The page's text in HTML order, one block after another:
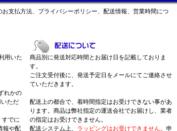
支払方法、プライバシーポリシー、配送情報、営業時間につ
用いた
れかの
ただ
すでに
報や配
商品別に発送対応時間とお届け日を記載しておりま
す。
ご注文受付後に、発送予定日をメールにてご連絡させ
ていただきます。
配送上の都合で、着時間指定はお受けできない事があ
ります。商品は弊社指定の運送会社でお届けし、業者
の指定はお受けできません。
配送システム上、
ラッピングはお受けできません。 申